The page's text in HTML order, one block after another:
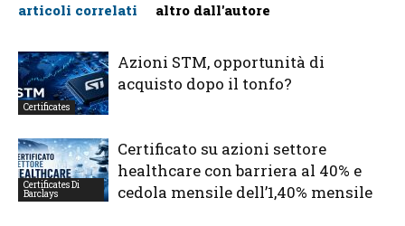
articoli correlati altro dall'autore
Certificates
Azioni STM, opportunità di
acquisto dopo il tonfo?
Certificates Di
Barclays
Certificato su azioni settore
healthcare con barriera al 40% e
cedola mensile dell’1,40% mensile